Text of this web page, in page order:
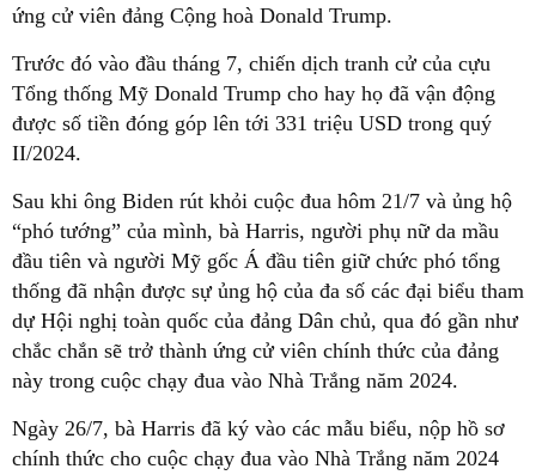
ứng cử viên đảng Cộng hoà Donald Trump.
Trước đó vào đầu tháng 7, chiến dịch tranh cử của cựu
Tổng thống Mỹ Donald Trump cho hay họ đã vận động
được số tiền đóng góp lên tới 331 triệu USD trong quý
II/2024.
Sau khi ông Biden rút khỏi cuộc đua hôm 21/7 và ủng hộ
“phó tướng” của mình, bà Harris, người phụ nữ da mầu
đầu tiên và người Mỹ gốc Á đầu tiên giữ chức phó tổng
thống đã nhận được sự ủng hộ của đa số các đại biểu tham
dự Hội nghị toàn quốc của đảng Dân chủ, qua đó gần như
chắc chắn sẽ trở thành ứng cử viên chính thức của đảng
này trong cuộc chạy đua vào Nhà Trắng năm 2024.
Ngày 26/7, bà Harris đã ký vào các mẫu biểu, nộp hồ sơ
chính thức cho cuộc chạy đua vào Nhà Trắng năm 2024